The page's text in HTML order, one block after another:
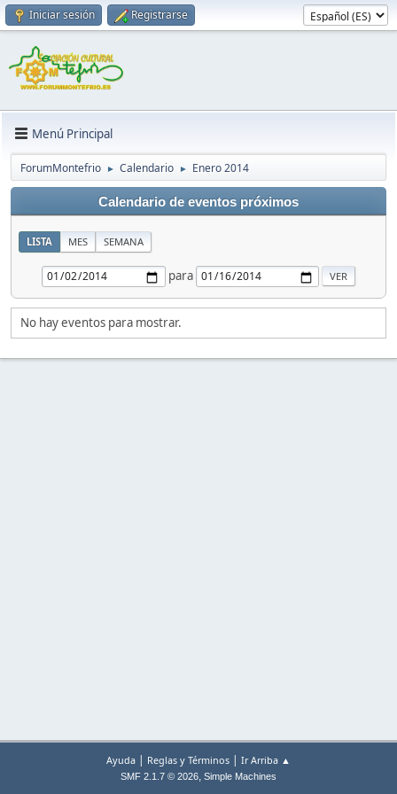
Iniciar sesión Registrarse
Menú Principal
ForumMontefrio ► Calendario ► Enero 2014
Calendario de eventos próximos
LISTA MES SEMANA
para
No hay eventos para mostrar.
Ayuda | Reglas y Términos | Ir Arriba ▲
SMF 2.1.7 © 2026, Simple Machines